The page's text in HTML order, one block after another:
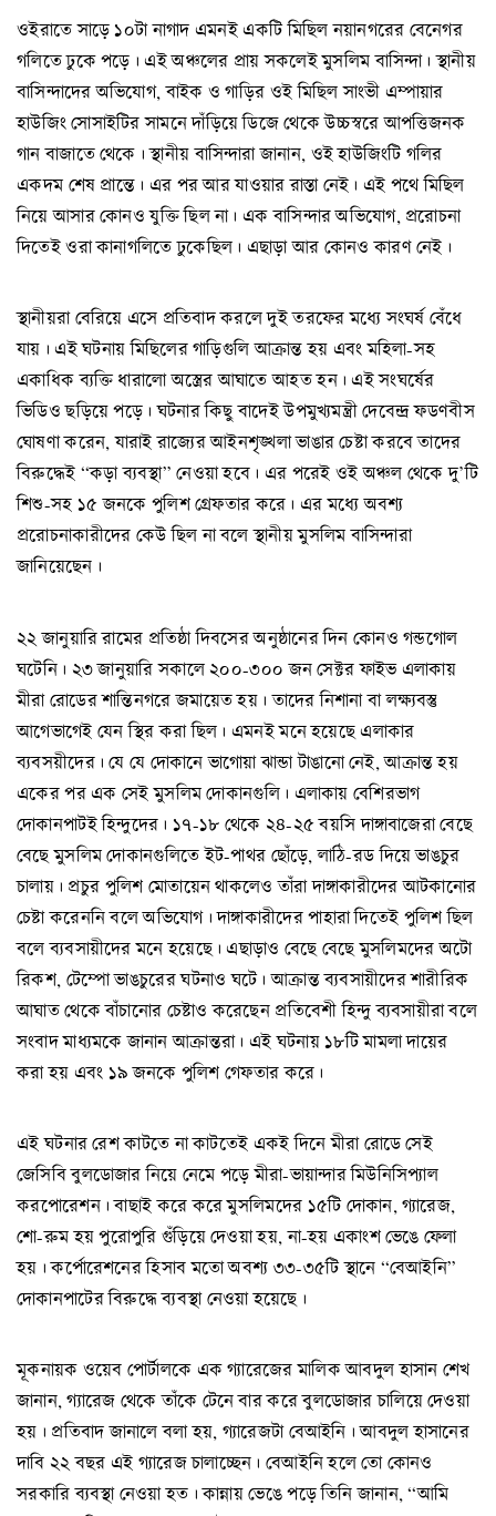
ওইরাতে সাড়ে ১০টা নাগাদ এমনই একটি মিছিল নয়ানগরের বেনেগর
গলিতে ঢুকে পড়ে। এই অঞ্চলের প্রায় সকলেই মুসলিম বাসিন্দা। স্থানীয়
বাসিন্দাদের অভিযোগ, বাইক ও গাড়ির ওই মিছিল সাংভী এম্পায়ার
হাউজিং সোসাইটির সামনে দাঁড়িয়ে ডিজে থেকে উচ্চস্বরে আপত্তিজনক
গান বাজাতে থেকে। স্থানীয় বাসিন্দারা জানান, ওই হাউজিংটি গলির
একদম শেষ প্রান্তে। এর পর আর যাওয়ার রাস্তা নেই। এই পথে মিছিল
নিয়ে আসার কোনও যুক্তি ছিল না। এক বাসিন্দার অভিযোগ, প্ররোচনা
দিতেই ওরা কানাগলিতে ঢুকেছিল। এছাড়া আর কোনও কারণ নেই।
স্থানীয়রা বেরিয়ে এসে প্রতিবাদ করলে দুই তরফের মধ্যে সংঘর্ষ বেঁধে
যায়। এই ঘটনায় মিছিলের গাড়িগুলি আক্রান্ত হয় এবং মহিলা-সহ
একাধিক ব্যক্তি ধারালো অস্ত্রের আঘাতে আহত হন। এই সংঘর্ষের
ভিডিও ছড়িয়ে পড়ে। ঘটনার কিছু বাদেই উপমুখ্যমন্ত্রী দেবেন্দ্র ফডণবীস
ঘোষণা করেন, যারাই রাজ্যের আইনশৃঙ্খলা ভাঙার চেষ্টা করবে তাদের
বিরুদ্ধেই “কড়া ব্যবস্থা” নেওয়া হবে। এর পরেই ওই অঞ্চল থেকে দু’টি
শিশু-সহ ১৫ জনকে পুলিশ গ্রেফতার করে। এর মধ্যে অবশ্য
প্ররোচনাকারীদের কেউ ছিল না বলে স্থানীয় মুসলিম বাসিন্দারা
জানিয়েছেন।
২২ জানুয়ারি রামের প্রতিষ্ঠা দিবসের অনুষ্ঠানের দিন কোনও গন্ডগোল
ঘটেনি। ২৩ জানুয়ারি সকালে ২০০-৩০০ জন সেক্টর ফাইভ এলাকায়
মীরা রোডের শান্তিনগরে জমায়েত হয়। তাদের নিশানা বা লক্ষ্যবস্তু
আগেভাগেই যেন স্থির করা ছিল। এমনই মনে হয়েছে এলাকার
ব্যবসয়ীদের। যে যে দোকানে ভাগোয়া ঝান্ডা টাঙানো নেই, আক্রান্ত হয়
একের পর এক সেই মুসলিম দোকানগুলি। এলাকায় বেশিরভাগ
দোকানপাটই হিন্দুদের। ১৭-১৮ থেকে ২৪-২৫ বয়সি দাঙ্গাবাজেরা বেছে
বেছে মুসলিম দোকানগুলিতে ইট-পাথর ছোঁড়ে, লাঠি-রড দিয়ে ভাঙচুর
চালায়। প্রচুর পুলিশ মোতায়েন থাকলেও তাঁরা দাঙ্গাকারীদের আটকানোর
চেষ্টা করেননি বলে অভিযোগ। দাঙ্গাকারীদের পাহারা দিতেই পুলিশ ছিল
বলে ব্যবসায়ীদের মনে হয়েছে। এছাড়াও বেছে বেছে মুসলিমদের অটো
রিকশ, টেম্পো ভাঙচুরের ঘটনাও ঘটে। আক্রান্ত ব্যবসায়ীদের শারীরিক
আঘাত থেকে বাঁচানোর চেষ্টাও করেছেন প্রতিবেশী হিন্দু ব্যবসায়ীরা বলে
সংবাদ মাধ্যমকে জানান আক্রান্তরা। এই ঘটনায় ১৮টি মামলা দায়ের
করা হয় এবং ১৯ জনকে পুলিশ গেফতার করে।
এই ঘটনার রেশ কাটতে না কাটতেই একই দিনে মীরা রোডে সেই
জেসিবি বুলডোজার নিয়ে নেমে পড়ে মীরা-ভায়ান্দার মিউনিসিপ্যাল
করপোরেশন। বাছাই করে করে মুসলিমদের ১৫টি দোকান, গ্যারেজ,
শো-রুম হয় পুরোপুরি গুঁড়িয়ে দেওয়া হয়, না-হয় একাংশ ভেঙে ফেলা
হয়। কর্পোরেশনের হিসাব মতো অবশ্য ৩৩-৩৫টি স্থানে “বেআইনি”
দোকানপাটের বিরুদ্ধে ব্যবস্থা নেওয়া হয়েছে।
মূকনায়ক ওয়েব পোর্টালকে এক গ্যারেজের মালিক আবদুল হাসান শেখ
জানান, গ্যারেজ থেকে তাঁকে টেনে বার করে বুলডোজার চালিয়ে দেওয়া
হয়। প্রতিবাদ জানালে বলা হয়, গ্যারেজটা বেআইনি। আবদুল হাসানের
দাবি ২২ বছর এই গ্যারেজ চালাচ্ছেন। বেআইনি হলে তো কোনও
সরকারি ব্যবস্থা নেওয়া হত। কান্নায় ভেঙে পড়ে তিনি জানান, “আমি